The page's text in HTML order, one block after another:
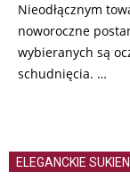
Nieodłącznym
noworoczne
wybieranych są
schudnięcia. …
ELEGANCKIE